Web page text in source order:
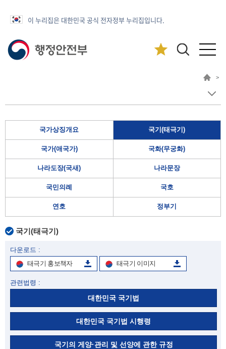
이 누리집은 대한민국 공식 전자정부 누리집입니다.
>
국가상징개요 국기(태극기)
국가(애국가) 국화(무궁화)
나라도장(국새) 나라문장
국민의례 국호
연호 정부기
국기(태극기)
다운로드 :
태극기 홍보책자
태극기 이미지
관련법령 :
대한민국 국기법
대한민국 국기법 시행령
국기의 게양·관리 및 선양에 관한 규정